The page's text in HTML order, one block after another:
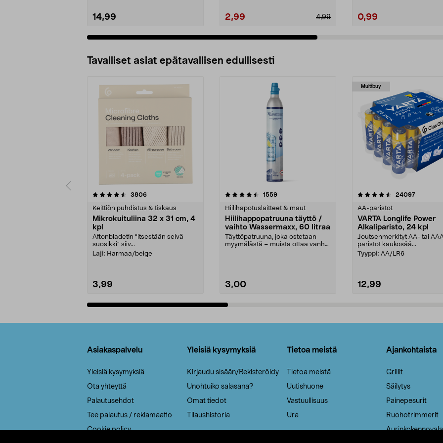
14,99 2,99 4,99 0,99
Tavalliset asiat epätavallisen edullisesti
3806arvostelut
Keittiön puhdistus & tiskaus
Mikrokuituliina 32 x 31 cm, 4
kpl
Aftonbladetin "itsestään selvä
suosikki" siiv...
Laji: Harmaa/beige
3,99
4.5viidestä
1559arvostelut
Hiilihapotuslaitteet & maut
Hiilihappopatruuna täyttö /
vaihto Wassermaxx, 60 litraa
Täyttöpatruuna, joka ostetaan
myymälästä – muista ottaa vanha
3,00
Multibuy
4.5viidestä
24097arvostelut
AA-paristot
VARTA Longlife Power
Alkaliparisto, 24 kpl
Joutsenmerkityt AA- tai
paristot kaukosää...
Tyyppi: AA/LR6
12,99
4.5viidestä
Asiakaspalvelu
Yleisiä kysymyksiä
Ota yhteyttä
Palautusehdot
Tee palautus / reklamaatio
Cookie policy
Yleisiä kysymyksiä
Kirjaudu sisään/Rekisteröidy
Unohtuiko salasana?
Omat tiedot
Tilaushistoria
Tietoa meistä
Tietoa meistä
Uutishuone
Vastuullisuus
Ura
Ajankohtaista
Grillit
Säilytys
Painepesurit
Ruohotrimmerit